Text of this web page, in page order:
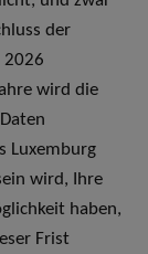
der
2026
wird die
Luxemburg
wird, Ihre
haben,
Frist